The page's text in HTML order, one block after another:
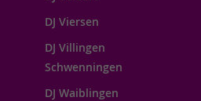
DJ Viersen
DJ Villingen
Schwenningen
DJ Waiblingen